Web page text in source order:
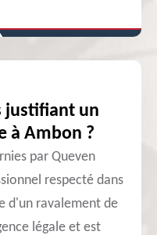
justifiant un
à Ambon ?
par Queven
respecté dans
d'un ravalement de
légale et est